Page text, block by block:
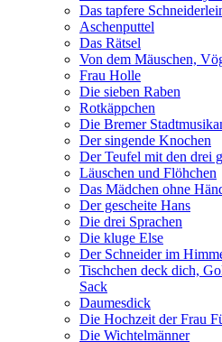
Das tapfere
Aschenputtel
Das Rätsel
Von dem Mäuschen,
Frau Holle
Die sieben Raben
Rotkäppchen
Die Bremer
Der singende Knochen
Der Teufel mit den drei
Läuschen und Flöhchen
Das Mädchen ohne
Der gescheite Hans
Die drei Sprachen
Die kluge Else
Der Schneider im
Tischchen deck dich,
Sack
Daumesdick
Die Hochzeit der Frau
Die Wichtelmänner